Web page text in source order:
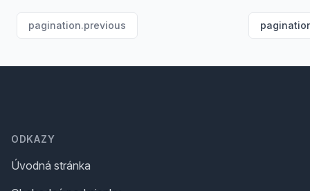
pagination.previous
ODKAZY
Úvodná stránka